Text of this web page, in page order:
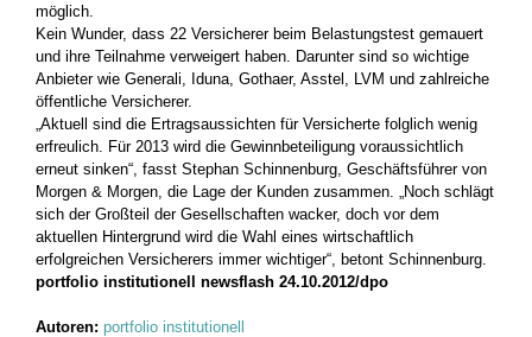
möglich.
Kein Wunder, dass 22 Versicherer beim Belastungstest gemauert
und ihre Teilnahme verweigert haben. Darunter sind so wichtige
Anbieter wie Generali, Iduna, Gothaer, Asstel, LVM und zahlreiche
öffentliche Versicherer.
„Aktuell sind die Ertragsaussichten für Versicherte folglich wenig
erfreulich. Für 2013 wird die Gewinnbeteiligung voraussichtlich
erneut sinken“, fasst Stephan Schinnenburg, Geschäftsführer von
Morgen & Morgen, die Lage der Kunden zusammen. „Noch schlägt
sich der Großteil der Gesellschaften wacker, doch vor dem
aktuellen Hintergrund wird die Wahl eines wirtschaftlich
erfolgreichen Versicherers immer wichtiger“, betont Schinnenburg.
portfolio institutionell newsflash 24.10.2012/dpo
Autoren: portfolio institutionell